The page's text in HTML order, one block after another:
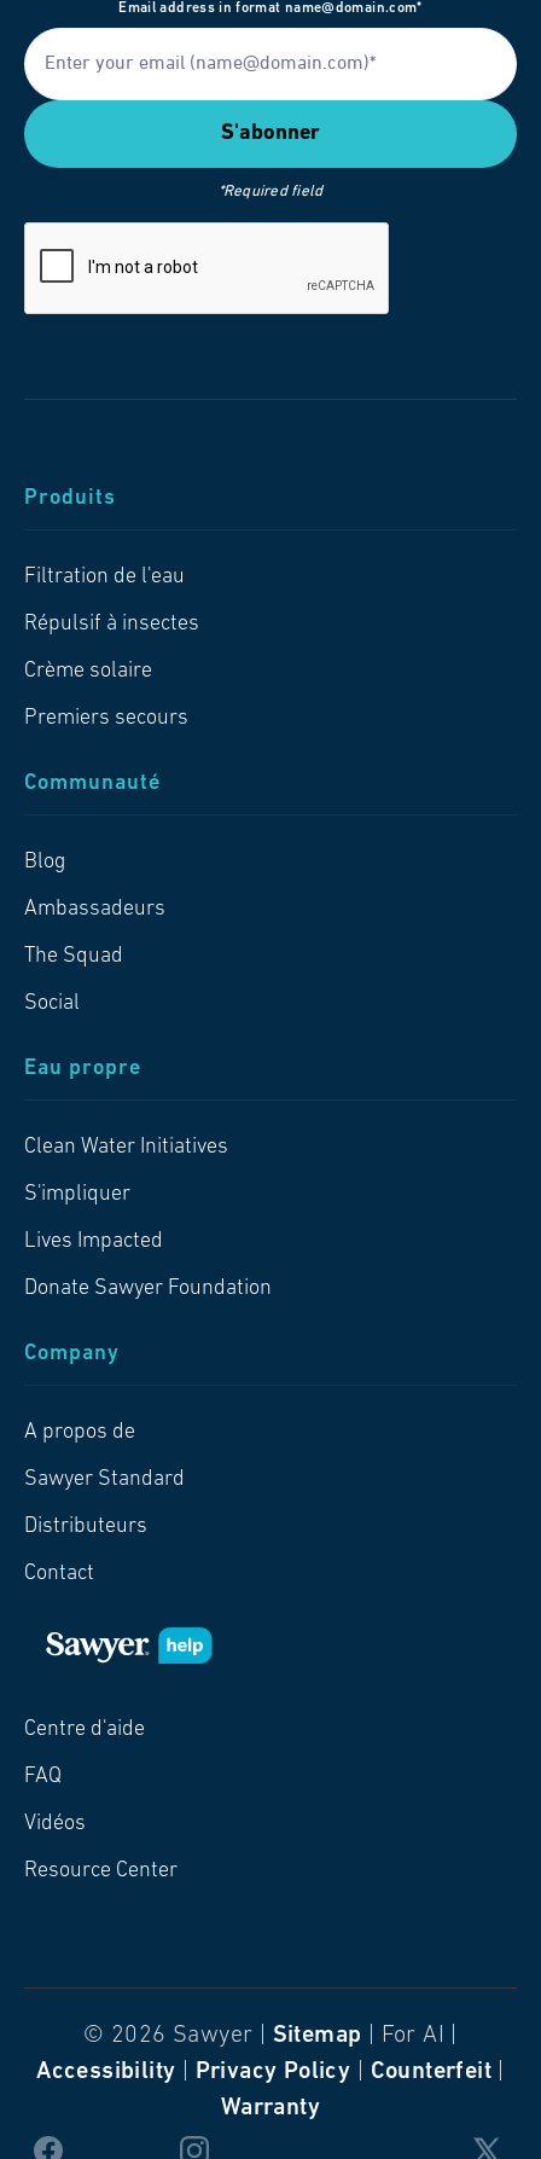
Email address in format name@domain.com*
*Required field
Produits
Filtration de l'eau
Répulsif à insectes
Crème solaire
Premiers secours
Communauté
Blog
Ambassadeurs
The Squad
Social
Eau propre
Clean Water Initiatives
S'impliquer
Lives Impacted
Donate Sawyer Foundation
Company
A propos de
Sawyer Standard
Distributeurs
Contact
Centre d'aide
FAQ
Vidéos
Resource Center
© 2026 Sawyer | Sitemap | For AI |
Accessibility
Privacy Policy Counterfeit|
Warranty